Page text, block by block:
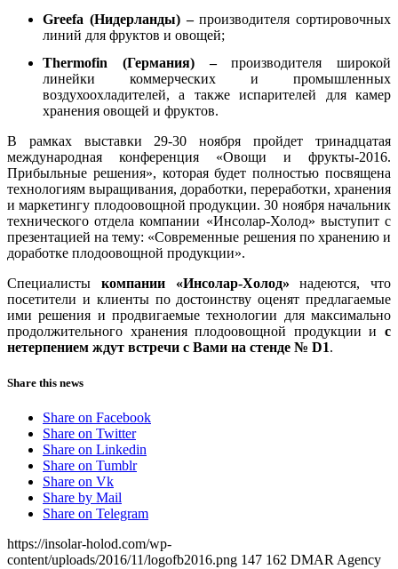
Greefa (Нидерланды) –производителя сортировочных
линий для фруктов и овощей;
Thermofin
(Германия) –производителя широкой
линейки коммерческих и промышленных
воздухоохладителей, а также испарителей для камер
хранения овощей и фруктов.
В рамках выставки 29-30 ноября пройдет тринадцатая
международная конференция «Овощи и фрукты-2016.
Прибыльные решения», которая будет полностью посвящена
технологиям выращивания, доработки, переработки, хранения
и маркетингу плодоовощной продукции. 30 ноября начальник
технического отдела компании «Инсолар-Холод» выступит с
презентацией на тему: «Современные решения по хранению и
доработке плодоовощной продукции».
Специалисты компании «Инсолар-Холод» надеются, что
посетители и клиенты по достоинству оценят предлагаемые
ими решения и продвигаемые технологии для максимально
продолжительного хранения плодоовощной продукции и с
нетерпением ждут встречи с Вами на стенде № D1.
Share this news
Share on Facebook
Share on Twitter
Share on Linkedin
Share on Tumblr
Share on Vk
Share by Mail
Share on Telegram
https://insolar-holod.com/wp-
content/uploads/2016/11/logofb2016.png 147 162 DMAR Agency